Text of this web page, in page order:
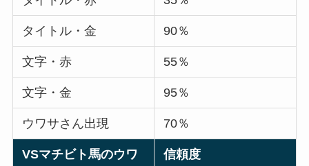
タイトル・金 90％
文字・赤 55％
文字・金 95％
ウワサさん出現 70％
VSマチビト馬のウワ
信頼度